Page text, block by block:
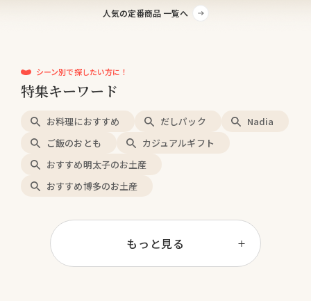
人気の定番商品 一覧へ
シーン別で探したい方に！
特集キーワード
お料理におすすめ だしパック
Nadia
ご飯のおとも
カジュアルギフト
おすすめ明太子のお土産
おすすめ博多のお土産
もっと見る